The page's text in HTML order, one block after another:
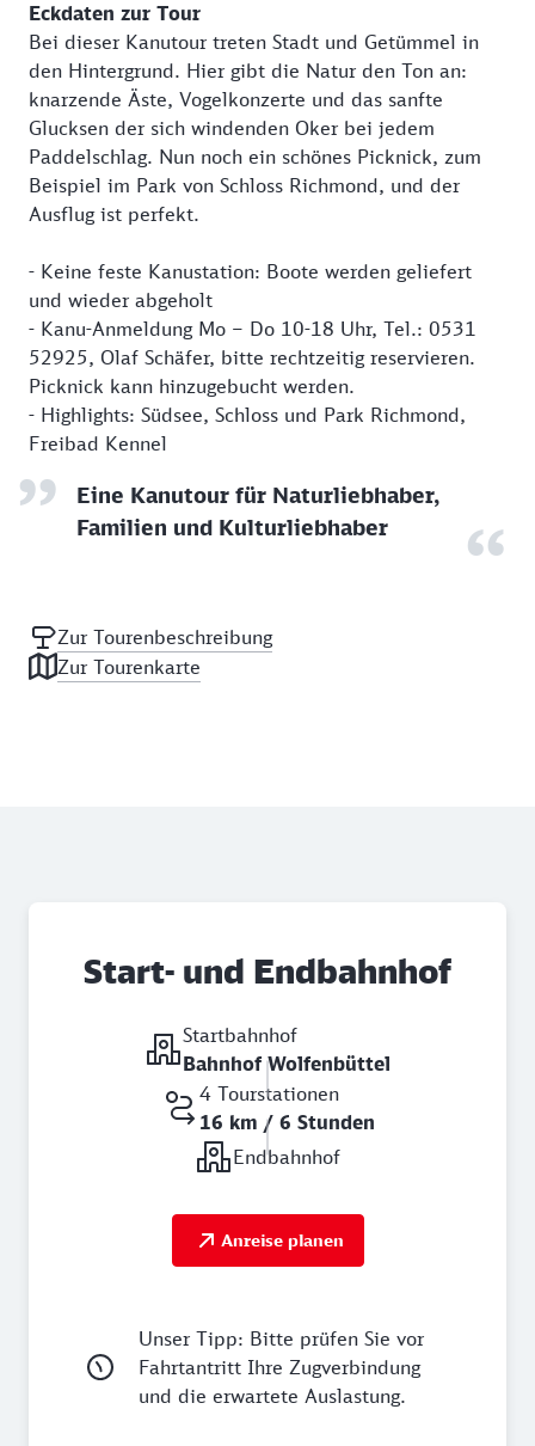
Eckdaten zur Tour
Bei dieser Kanutour treten Stadt und Getümmel in
den Hintergrund. Hier gibt die Natur den Ton an:
knarzende Äste, Vogelkonzerte und das sanfte
Glucksen der sich windenden Oker bei jedem
Paddelschlag. Nun noch ein schönes Picknick, zum
Beispiel im Park von Schloss Richmond, und der
Ausflug ist perfekt.
- Keine feste Kanustation: Boote werden geliefert
und wieder abgeholt
- Kanu-Anmeldung Mo – Do 10-18 Uhr, Tel.: 0531
52925, Olaf Schäfer, bitte rechtzeitig reservieren.
Picknick kann hinzugebucht werden.
- Highlights: Südsee, Schloss und Park Richmond,
Freibad Kennel
Eine Kanutour für Naturliebhaber,
Familien und Kulturliebhaber
Zur Tourenbeschreibung
Zur Tourenkarte
Start- und Endbahnhof
Startbahnhof
Bahnhof Wolfenbüttel
4 Tourstationen
16 km / 6 Stunden
Endbahnhof
Anreise planen
Unser Tipp: Bitte prüfen Sie vor
Fahrtantritt Ihre Zugverbindung
und die erwartete Auslastung.